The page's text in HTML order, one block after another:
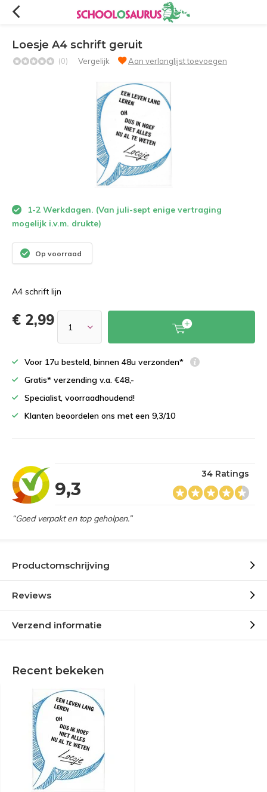
Loesje A4 schrift geruit
(0) Vergelijk Aan verlanglijst toevoegen
1-2 Werkdagen. (Van juli-sept enige vertraging
mogelijk i.v.m. drukte)
Op voorraad
A4 schrift lijn
€ 2,99
Voor 17u besteld, binnen 48u verzonden*
Gratis* verzending v.a. €48,-
Specialist, voorraadhoudend!
Klanten beoordelen ons met een 9,3/10
9,3
34 Ratings
“Goed verpakt en top geholpen.”
Productomschrijving
Reviews
Verzend informatie
Recent bekeken